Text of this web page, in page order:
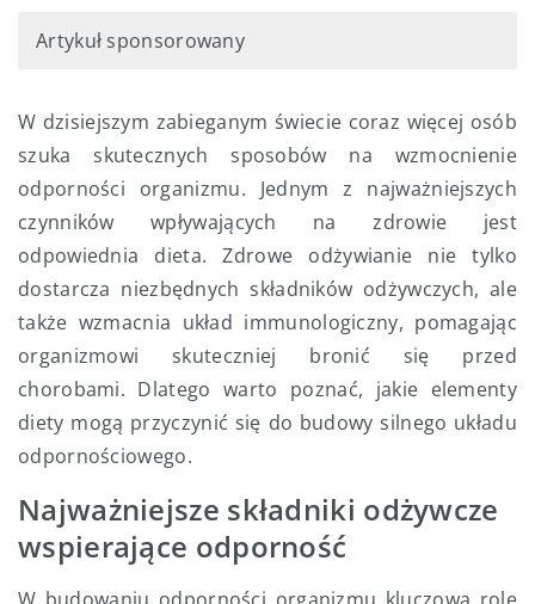
Artykuł sponsorowany
W dzisiejszym zabieganym świecie coraz więcej osób
szuka skutecznych sposobów na wzmocnienie
odporności organizmu. Jednym z najważniejszych
czynników wpływających na zdrowie jest
odpowiednia dieta. Zdrowe odżywianie nie tylko
dostarcza niezbędnych składników odżywczych, ale
także wzmacnia układ immunologiczny, pomagając
organizmowi skuteczniej bronić się przed
chorobami. Dlatego warto poznać, jakie elementy
diety mogą przyczynić się do budowy silnego układu
odpornościowego.
Najważniejsze składniki odżywcze
wspierające odporność